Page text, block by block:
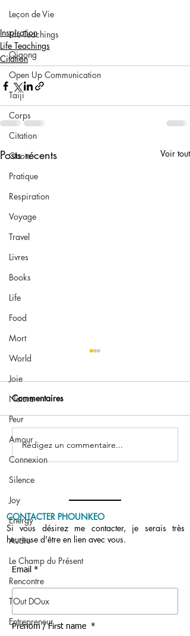
Leçon de Vie
Life Teachings
Qigong
Open Up Communication
Taiji
Corps
Citation
Quote
Pratique
Respiration
Voyage
Travel
Livres
Books
Life
Food
Mort
World
Joie
Nature
Peur
Amour
Connexion
Silence
Joy
Energy
Audio
Le Champ du Présent
Rencontre
TOut DOux
Entrepreneur
Inspiration
Life Teachings
Citation
Posts récents Voir tout
Podcast : Vos questions
Commentaires
Rédigez un commentaire...
CONTACTER PHOUNKEO
Si vous désirez me contacter, je serais très
heureuse d'être en lien avec vous.
Email *
Prénom / First name *